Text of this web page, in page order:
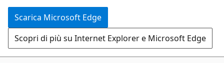
Scarica Microsoft Edge
Scopri di più su Internet Explorer e Microsoft Edge